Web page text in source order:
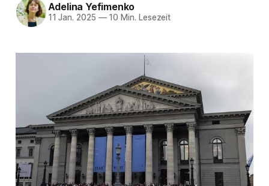
Adelina Yefimenko
11 Jan. 2025 —10 Min. Lesezeit